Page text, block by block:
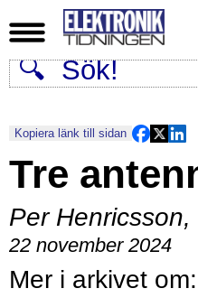
Kopiera länk till sidan
Tre
Per Henricsson,
22 november 2024